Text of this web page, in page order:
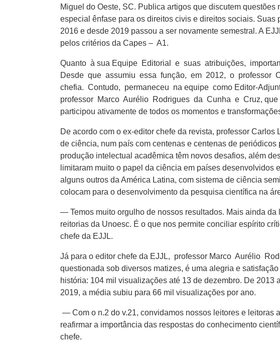
Miguel do Oeste, SC. Publica artigos que discutem
especial ênfase para os direitos civis e direitos sociais.
2016 e desde 2019 passou a ser novamente semestral. A
pelos critérios da Capes – A1.
Quanto à sua Equipe Editorial e suas atribuições,
Desde que assumiu essa função, em 2012, o professor
chefia. Contudo, permaneceu na equipe como Editor-
professor Marco Aurélio Rodrigues da Cunha e Cruz, que
participou ativamente de todos os momentos e
De acordo com o ex-editor chefe da revista, professor
de ciência, num país com centenas e centenas de
produção intelectual acadêmica têm novos desafios, além
limitaram muito o papel da ciência em países
alguns outros da América Latina, com sistema de ciência
colocam para o desenvolvimento da pesquisa científica na
— Temos muito orgulho de nossos resultados. Mais ainda
reitorias da Unoesc. É o que nos permite conciliar espírito
chefe da EJJL.
Já para o editor chefe da EJJL, professor Marco Aurélio
questionada sob diversos matizes, é uma alegria e
história: 104 mil visualizações até 13 de dezembro. De
2019, a média subiu para 66 mil visualizações por ano.
— Com o n.2 do v.21, convidamos nossos leitores e leitoras
reafirmar a importância das respostas do conhecimento
chefe.